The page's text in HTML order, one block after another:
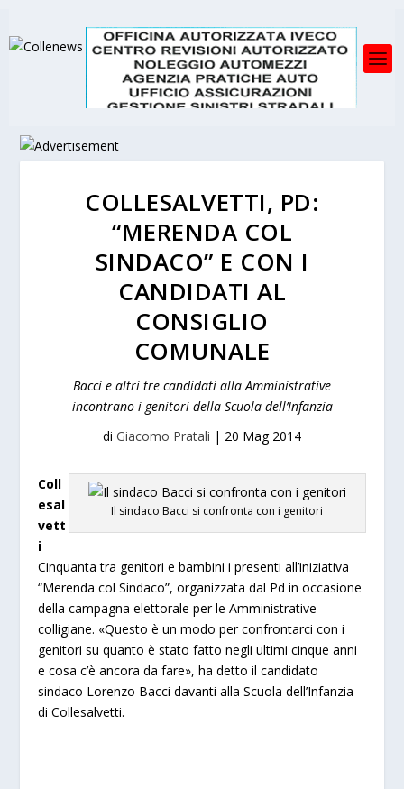
COLLESALVETTI, PD:
“MERENDA COL
SINDACO” E CON I
CANDIDATI AL
CONSIGLIO
COMUNALE
Bacci e altri tre candidati alla Amministrative
incontrano i genitori della Scuola dell’Infanzia
di Giacomo Pratali | 20 Mag 2014
Il sindaco Bacci si confronta con i genitori
Coll
esal
vett
i
Cinquanta tra genitori e bambini i presenti all’iniziativa
“Merenda col Sindaco”, organizzata dal Pd in occasione
della campagna elettorale per le Amministrative
colligiane. «Questo è un modo per confrontarci con i
genitori su quanto è stato fatto negli ultimi cinque anni
e cosa c’è ancora da fare», ha detto il candidato
sindaco Lorenzo Bacci davanti alla Scuola dell’Infanzia
di Collesalvetti.